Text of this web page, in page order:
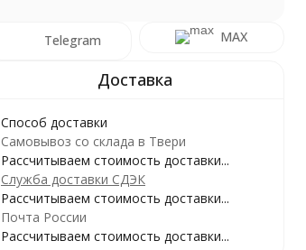
Telegram MAX
Способ доставки
Самовывоз со склада в Твери
Рассчитываем стоимость доставки...
Служба доставки СДЭК
Рассчитываем стоимость доставки...
Почта России
Рассчитываем стоимость доставки...